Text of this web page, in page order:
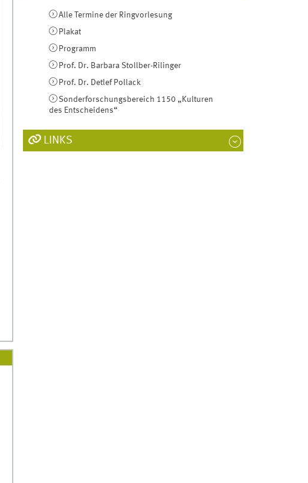
Alle Termine der Ringvorlesung
Plakat
Programm
Prof. Dr. Barbara Stollber-Rilinger
Prof. Dr. Detlef Pollack
Sonderforschungsbereich 1150 „Kulturen
des Entscheidens“
LINKS